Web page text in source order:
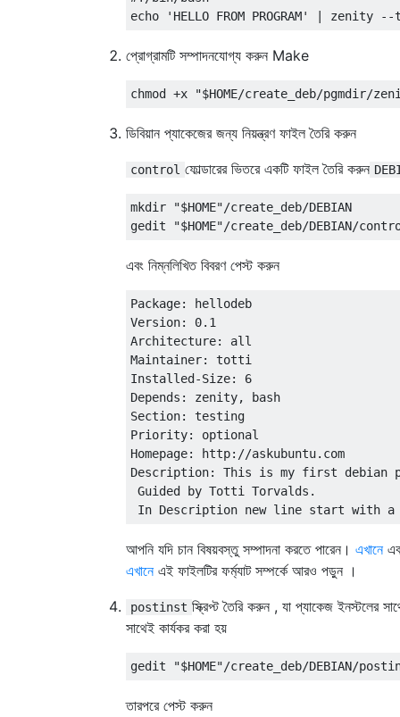
প্রোগ্রামটি সম্পাদনযোগ্য করুন Make
ডিবিয়ান প্যাকেজের জন্য নিয়ন্ত্রণ ফাইল তৈরি করুন
control ফোল্ডারের ভিতরে একটি ফাইল তৈরি করুন
mkdir "$HOME"/create_deb/DEBIAN
এবং নিম্নলিখিত বিবরণ পেস্ট করুন
Package: hellodeb
Version: 0.1
Architecture: all
Maintainer: totti
Installed-Size: 6
Depends: zenity, bash
Section: testing
Priority: optional
Homepage: http://askubuntu.com
Description: This is my first debian
Guided by Totti Torvalds.
আপনি যদি চান বিষয়বস্তু সম্পাদনা করতে পারেন। এখানে
এখানেএই ফাইলটির ফর্ম্যাট সম্পর্কে আরও পড়ুন ।
postinst স্ক্রিপ্ট তৈরি করুন , যা প্যাকেজ ইনস্টলের
সাথেই কার্যকর করা হয়
তারপরে পেস্ট করুন